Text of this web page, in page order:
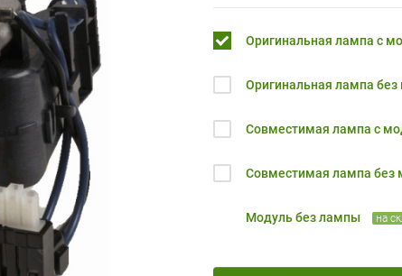
Оригинальная лампа с
Оригинальная лампа без
Совместимая лампа с
Совместимая лампа без
Модуль без лампы на